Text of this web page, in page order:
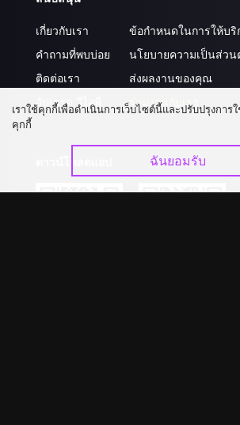
เกี่ยวกับเรา
คำถามที่พบบ่อย
ติดต่อเรา
อัปเกรด วีไอพี
ข้อกำหนดในการให้บริ
นโยบายความเป็นส่วน
ส่งผลงานของคุณ
ร่วมงานกับเรา
เราใช้คุกกี้เพื่อดำเนินการเว็บไซต์นี้และปรับปรุงการ
คุกกี้
ฉันยอมรับ